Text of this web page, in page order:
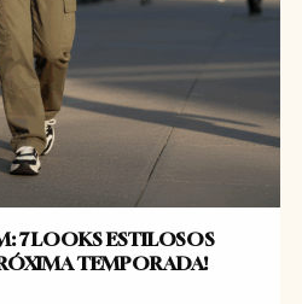
7 LOOKS ESTILOSOS
TEMPORADA!